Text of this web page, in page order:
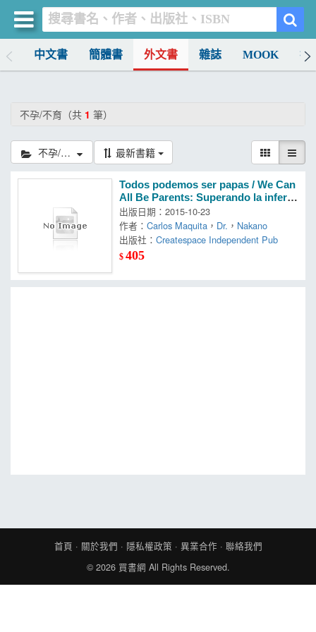
中文書 簡體書 外文書 雜誌 MOOK 找
不孕/不育（共 1 筆）
不孕/不育 最新書籍
Todos podemos ser papas / We Can
All Be Parents: Superando la infertil
idad / Overcoming Infertility
出版日期：2015-10-23
作者：Carlos Maquita ， Dr. ， Nakano
出版社：Createspace Independent Pub
$405
首頁 · 關於我們 · 隱私權政策 · 異業合作 · 聯絡我們
© 2026 買書網 All Rights Reserved.
買書網
書店暢銷榜
簡體書
外文書